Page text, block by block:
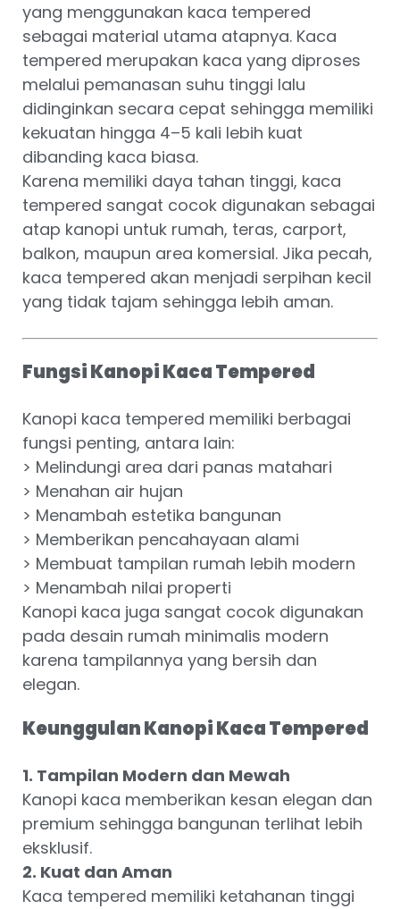
yang menggunakan kaca tempered
sebagai material utama atapnya. Kaca
tempered merupakan kaca yang diproses
melalui pemanasan suhu tinggi lalu
didinginkan secara cepat sehingga memiliki
kekuatan hingga 4–5 kali lebih kuat
dibanding kaca biasa.
Karena memiliki daya tahan tinggi, kaca
tempered sangat cocok digunakan sebagai
atap kanopi untuk rumah, teras, carport,
balkon, maupun area komersial. Jika pecah,
kaca tempered akan menjadi serpihan kecil
yang tidak tajam sehingga lebih aman.
Fungsi Kanopi Kaca Tempered
Kanopi kaca tempered memiliki berbagai
fungsi penting, antara lain:
> Melindungi area dari panas matahari
> Menahan air hujan
> Menambah estetika bangunan
> Memberikan pencahayaan alami
> Membuat tampilan rumah lebih modern
> Menambah nilai properti
Kanopi kaca juga sangat cocok digunakan
pada desain rumah minimalis modern
karena tampilannya yang bersih dan
elegan.
Keunggulan Kanopi Kaca Tempered
1. Tampilan Modern dan Mewah
Kanopi kaca memberikan kesan elegan dan
premium sehingga bangunan terlihat lebih
eksklusif.
2. Kuat dan Aman
Kaca tempered memiliki ketahanan tinggi